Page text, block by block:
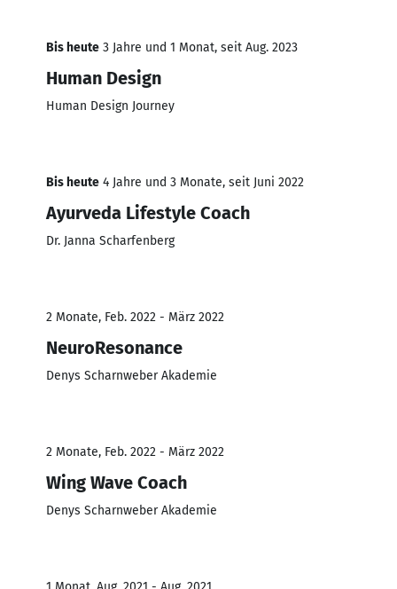
Bis heute 3 Jahre und 1 Monat, seit Aug. 2023
Human Design
Human Design Journey
Bis heute 4 Jahre und 3 Monate, seit Juni 2022
Ayurveda Lifestyle Coach
Dr. Janna Scharfenberg
2 Monate, Feb. 2022 - März 2022
NeuroResonance
Denys Scharnweber Akademie
2 Monate, Feb. 2022 - März 2022
Wing Wave Coach
Denys Scharnweber Akademie